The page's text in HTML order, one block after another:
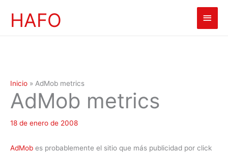
HAFO
Inicio » AdMob metrics
AdMob metrics
18 de enero de 2008
AdMob es probablemente el sitio que más publicidad por click